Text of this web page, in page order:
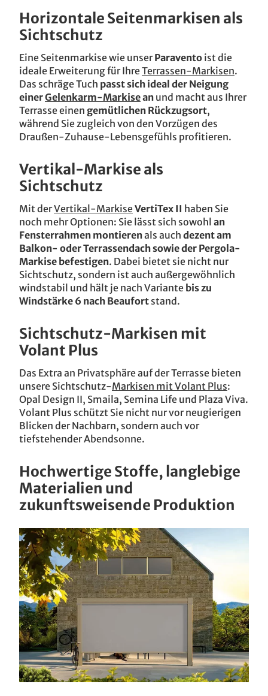
Horizontale Seitenmarkisen als
Sichtschutz
Eine Seitenmarkise wie unserParavento ist die
ideale Erweiterung für IhreTerrassen-Markisen.
Das schräge Tuch passt sich ideal der Neigung
einerGelenkarm-Markisean und macht aus Ihrer
Terrasse einen gemütlichen Rückzugsort,
während Sie zugleich von den Vorzügen des
Draußen-Zuhause-Lebensgefühls profitieren.
Vertikal-Markise als
Sichtschutz
Mit derVertikal-MarkiseVertiTex II haben Sie
noch mehr Optionen: Sie lässt sich sowohl an
Fensterrahmen montierenals auch dezent am
Balkon- oder Terrassendach sowie der Pergola-
Markise befestigen. Dabei bietet sie nicht nur
Sichtschutz, sondern ist auch außergewöhnlich
windstabil und hält je nach Variante bis zu
Windstärke 6 nach Beaufort stand.
Sichtschutz-Markisen mit
Volant Plus
Das Extra an Privatsphäre auf der Terrasse bieten
unsere Sichtschutz-Markisen mit Volant Plus:
Opal Design II, Smaila, Semina Life und Plaza Viva.
Volant Plus schützt Sie nicht nur vor neugierigen
Blicken der Nachbarn, sondern auch vor
tiefstehender Abendsonne.
Hochwertige Stoffe, langlebige
Materialien und
zukunftsweisende Produktion